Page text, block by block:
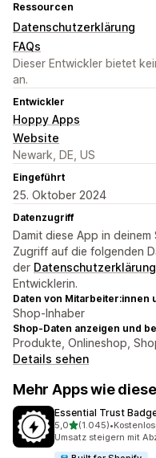
Ressourcen
Datenschutzerklärung
FAQs
Dieser Entwickler bietet
an.
Entwickler
Hoppy Apps
Website
Newark, DE, US
Eingeführt
25. Oktober 2024
Datenzugriff
Damit diese App in
Zugriff auf die folgenden
der Datenschutzerklärung
Entwicklerin.
Daten von Mitarbeiter:innen
Shop-Inhaber
Shop-Daten anzeigen und
Produkte, Onlineshop,
Details sehen
Mehr Apps wie diese
Essential Trust
5,0von 5 Sternen
(1.045)
1045 Rezensionen
•
Umsatz steigern mit